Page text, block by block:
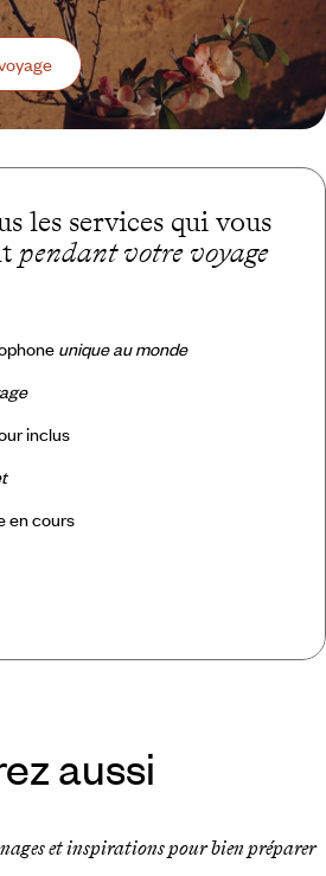
les services qui vous
pendant votre voyage
unique au monde
inclus
en cours
aussi
et inspirations pour bien préparer